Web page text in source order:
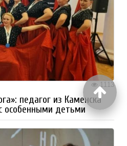
1113
педагог из Каменска
особенными детьми